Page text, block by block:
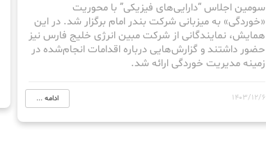
سومین اجلاس “دارایی‌های فیزیکی” با محوریت
«خوردگی» به میزبانی شرکت بندر امام برگزار شد. در این
همایش، نمایندگانی از شرکت مبین انرژی خلیج فارس نیز
حضور داشتند و گزارش‌هایی درباره اقدامات انجام‌شده در
زمینه مدیریت خوردگی ارائه شد.
1403/12/6 ادامه ...